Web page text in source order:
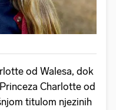
od Walesa, dok
Charlotte od
titulom njezinih